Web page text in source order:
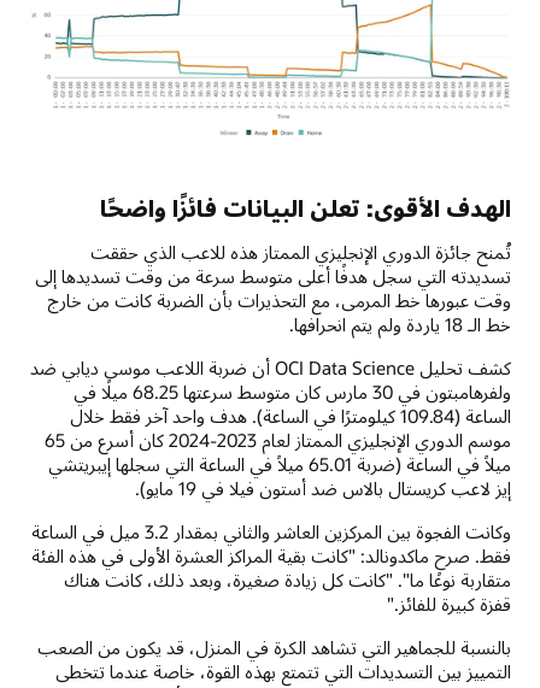
الهدف الأقوى: تعلن البيانات فائزًا واضحًا
تُمنح جائزة الدوري الإنجليزي الممتاز هذه للاعب الذي حققت
تسديدته التي سجل هدفًا أعلى متوسط سرعة من وقت تسديدها إلى
وقت عبورها خط المرمى، مع التحذيرات بأن الضربة كانت من خارج
خط الـ 18 ياردة ولم يتم انحرافها.
كشف تحليل OCI Data Science أن ضربة اللاعب موسى ديابي ضد
ولفرهامبتون في 30 مارس كان متوسط سرعتها 68.25 ميلًا في
الساعة (109.84 كيلومترًا في الساعة). هدف واحد آخر فقط خلال
موسم الدوري الإنجليزي الممتاز لعام 2023-2024 كان أسرع من 65
ميلاً في الساعة (ضربة 65.01 ميلاً في الساعة التي سجلها إيبريتشي
إيز لاعب كريستال بالاس ضد أستون فيلا في 19 مايو).
وكانت الفجوة بين المركزين العاشر والثاني بمقدار 3.2 ميل في الساعة
فقط. صرح ماكدونالد: "كانت بقية المراكز العشرة الأولى في هذه الفئة
متقاربة نوعًا ما". "كانت كل زيادة صغيرة، وبعد ذلك، كانت هناك
قفزة كبيرة للفائز."
بالنسبة للجماهير التي تشاهد الكرة في المنزل، قد يكون من الصعب
التمييز بين التسديدات التي تتمتع بهذه القوة، خاصة عندما تتخطى